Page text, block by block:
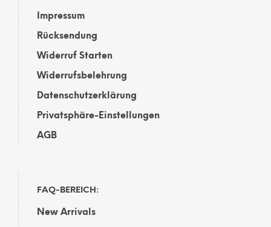
Impressum
Rücksendung
Widerruf Starten
Widerrufsbelehrung
Datenschutzerklärung
Privatsphäre-Einstellungen
AGB
FAQ-BEREICH:
New Arrivals